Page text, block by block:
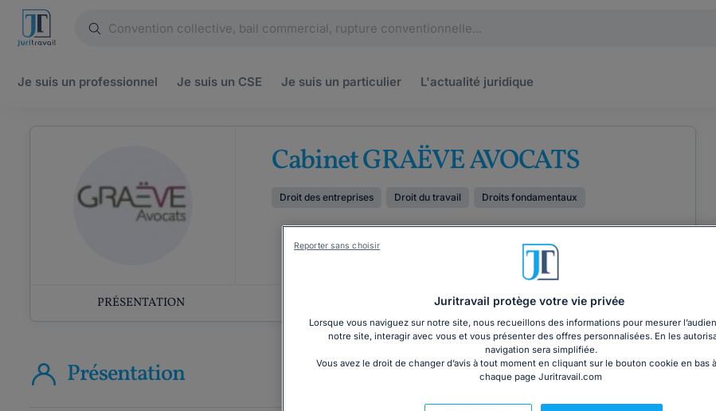
Je suis un professionnel Je suis un CSE Je suis un particulier L'actualité juridique
Cabinet GRAËVE AVOCATS
Droit des entreprises Droit du travail Droits fondamentaux
PRÉSENTATION COORDONNÉES
Présentation
Juritravail protège votre vie privée
Lorsque vous naviguez sur notre site, nous recueillons des informations pour mesurer
notre site, interagir avec vous et vous présenter des offres personnalisées. En les
navigation sera simplifiée.
Vous avez le droit de changer d’avis à tout moment en cliquant sur le bouton cookie en bas
chaque page Juritravail.com
Reporter sans choisir